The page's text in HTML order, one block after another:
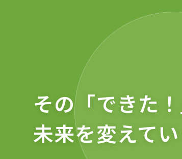
その「できた！
未来を変えてい